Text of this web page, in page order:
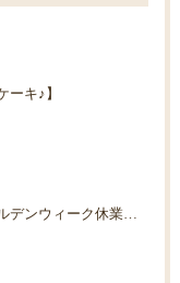
ーキ♪】
Beautyつるつる【ゴールデンウィーク休業のお知らせ】